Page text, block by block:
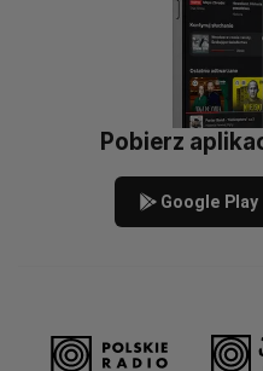
Pobierz
Google Play